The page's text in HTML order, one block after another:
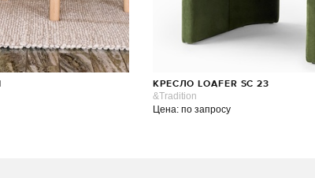
КРЕСЛО LOAFER SC 23
&Tradition
Цена: по запросу